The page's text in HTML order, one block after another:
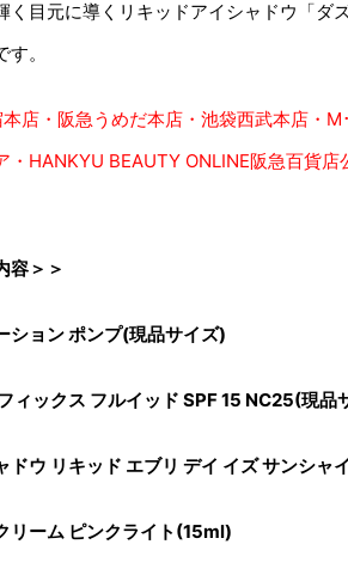
く目元に導くリキッドアイシャドウ「
。
店・阪急うめだ本店・池袋西武本店・
・HANKYU BEAUTY ONLINE阪急百貨
容＞＞
ション ポンプ(現品サイズ)
ィックス フルイッド SPF 15 NC25(現品
ドウ リキッド エブリ デイ イズ サンシャ
リーム ピンクライト(15ml)